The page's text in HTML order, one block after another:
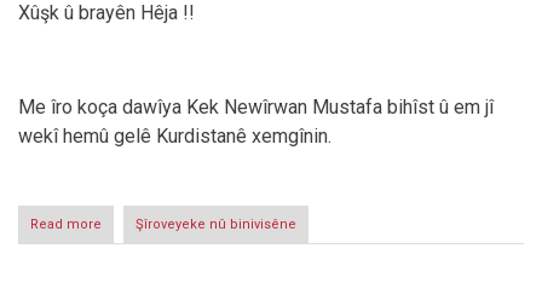
Xûşk û brayên Hêja !!
Me îro koça dawîya Kek Newîrwan Mustafa bihîst û em jî
wekî hemû gelê Kurdistanê xemgînin.
Read more about
Jİ
Şîroveyeke nû binivisêne